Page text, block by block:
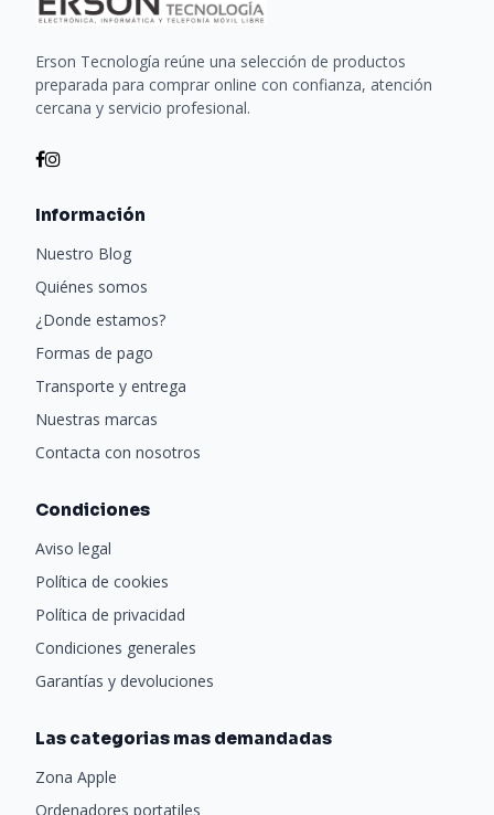
Erson Tecnología reúne una selección de productos
preparada para comprar online con confianza, atención
cercana y servicio profesional.
Información
Nuestro Blog
Quiénes somos
¿Donde estamos?
Formas de pago
Transporte y entrega
Nuestras marcas
Contacta con nosotros
Condiciones
Aviso legal
Política de cookies
Política de privacidad
Condiciones generales
Garantías y devoluciones
Las categorias mas demandadas
Zona Apple
Ordenadores portatiles